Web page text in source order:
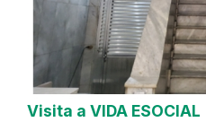
Visita a VIDA ESOCIAL